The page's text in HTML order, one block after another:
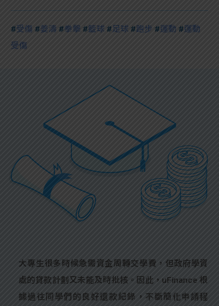
#受傷 #姜濤 #拳擊 #籃球 #足球 #跑步 #運動 #運動
受傷
大專生很多時候急需資金周轉交學費，但政府學資
處的貸款計劃又未能及時批核。因此，uFinance 根
據過往同學們的良好還款紀錄，不斷簡化申請程